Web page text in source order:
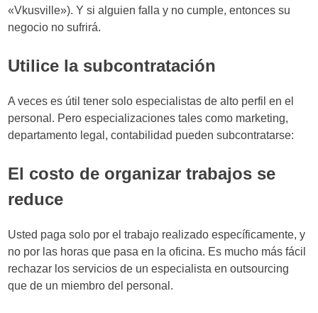
«Vkusville»). Y si alguien falla y no cumple, entonces su
negocio no sufrirá.
Utilice la subcontratación
A veces es útil tener solo especialistas de alto perfil en el
personal. Pero especializaciones tales como marketing,
departamento legal, contabilidad pueden subcontratarse:
El costo de organizar trabajos se
reduce
Usted paga solo por el trabajo realizado específicamente, y
no por las horas que pasa en la oficina. Es mucho más fácil
rechazar los servicios de un especialista en outsourcing
que de un miembro del personal.